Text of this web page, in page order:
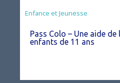
Animation
Enfance et Jeunesse
Pass Colo – Une aide de
enfants de 11 ans